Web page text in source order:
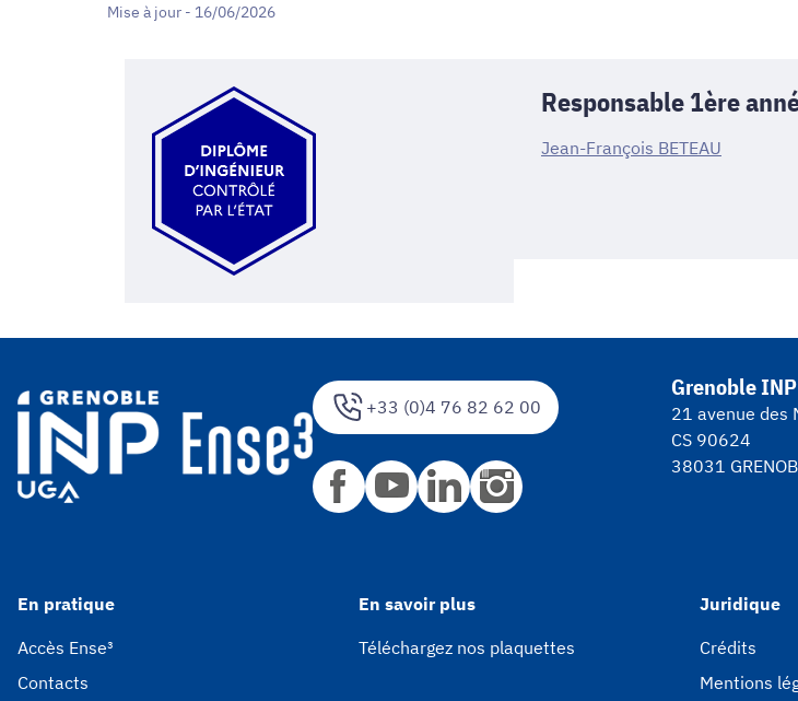
Mise à jour - 16/06/2026
Responsable 1ère
Jean-François BETEAU
+33 (0)4 76 82 62 00
Grenoble
21 avenue des
CS 90624
38031
En pratique
Accès Ense³
Contacts
En savoir plus
Téléchargez nos plaquettes
Juridique
Crédits
Mentions